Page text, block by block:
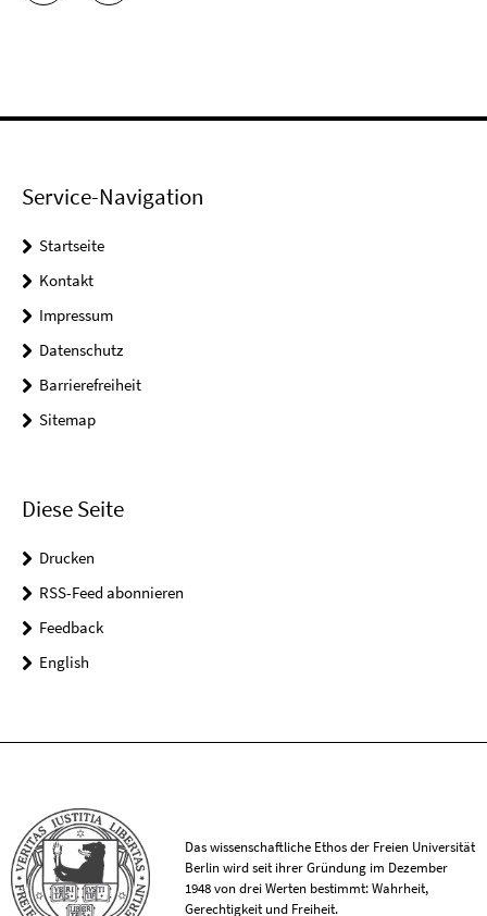
Service-Navigation
Startseite
Kontakt
Impressum
Datenschutz
Barrierefreiheit
Sitemap
Diese Seite
Drucken
RSS-Feed abonnieren
Feedback
English
Das wissenschaftliche Ethos der Freien Universität
Berlin wird seit ihrer Gründung im Dezember
1948 von drei Werten bestimmt: Wahrheit,
Gerechtigkeit und Freiheit.